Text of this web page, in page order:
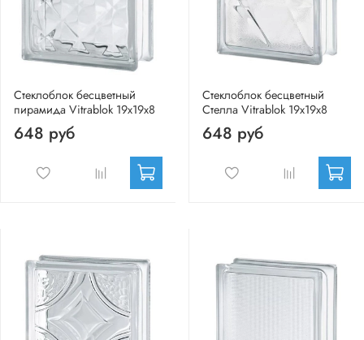
Стеклоблок бесцветный
пирамида Vitrablok 19х19х8
648 руб
Стеклоблок бесцветный
Стелла Vitrablok 19х19х8
648 руб